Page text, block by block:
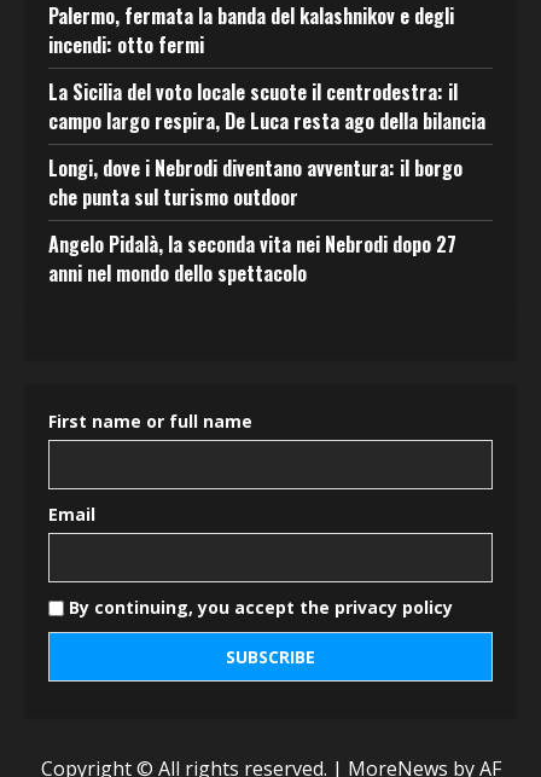
Palermo, fermata la banda del kalashnikov e degli
incendi: otto fermi
La Sicilia del voto locale scuote il centrodestra: il
campo largo respira, De Luca resta ago della bilancia
Longi, dove i Nebrodi diventano avventura: il borgo
che punta sul turismo outdoor
Angelo Pidalà, la seconda vita nei Nebrodi dopo 27
anni nel mondo dello spettacolo
First name or full name
Email
By continuing, you accept the privacy policy
Copyright © All rights reserved. | MoreNews by AF